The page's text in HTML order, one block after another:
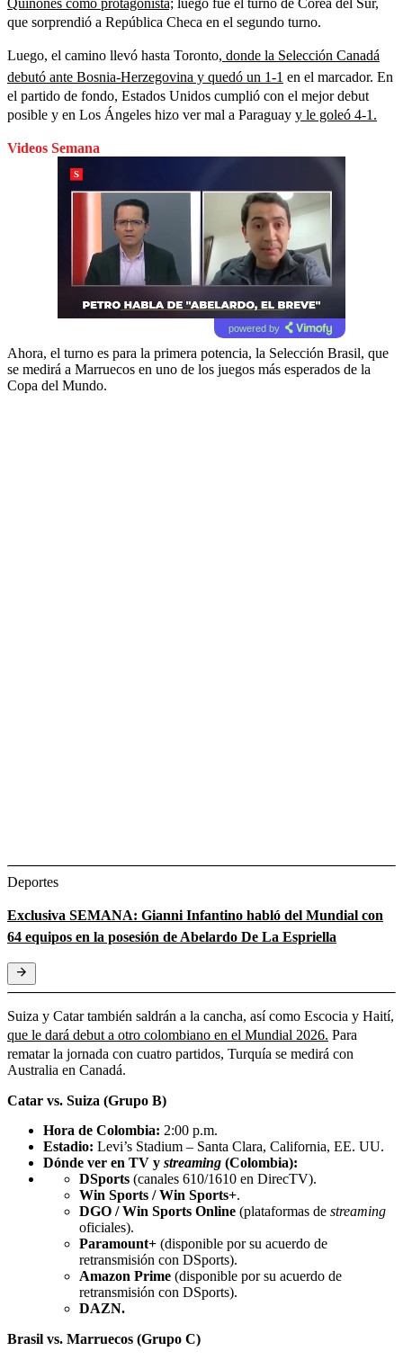
Quiñones como protagonista; luego fue el turno de Corea del Sur,
que sorprendió a República Checa en el segundo turno.
Luego, el camino llevó hasta Toronto, donde la Selección Canadá
debutó ante Bosnia-Herzegovina y quedó un 1-1 en el marcador. En
el partido de fondo, Estados Unidos cumplió con el mejor debut
posible y en Los Ángeles hizo ver mal a Paraguay y le goleó 4-1.
Videos Semana
powered by
Ahora, el turno es para la primera potencia, la Selección Brasil, que
se medirá a Marruecos en uno de los juegos más esperados de la
Copa del Mundo.
Deportes
Exclusiva SEMANA: Gianni Infantino habló del Mundial con
64 equipos en la posesión de Abelardo De La Espriella
Suiza y Catar también saldrán a la cancha, así como Escocia y Haití,
que le dará debut a otro colombiano en el Mundial 2026. Para
rematar la jornada con cuatro partidos, Turquía se medirá con
Australia en Canadá.
Catar vs. Suiza (Grupo B)
Hora de Colombia: 2:00 p.m.
Estadio: Levi’s Stadium – Santa Clara, California, EE. UU.
Dónde ver en TV y streaming (Colombia):
DSports (canales 610/1610 en DirecTV).
Win Sports / Win Sports+.
DGO / Win Sports Online (plataformas de streaming
oficiales).
Paramount+ (disponible por su acuerdo de
retransmisión con DSports).
Amazon Prime (disponible por su acuerdo de
retransmisión con DSports).
DAZN.
Brasil vs. Marruecos (Grupo C)